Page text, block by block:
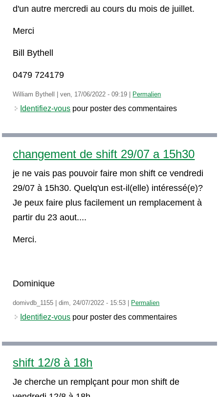
d'un autre mercredi au cours du mois de juillet.
Merci
Bill Bythell
0479 724179
William Bythell |ven, 17/06/2022 - 09:19 Permalien
Identifiez-vous pour poster des commentaires
changement de shift 29/07 a 15h30
je ne vais pas pouvoir faire mon shift ce vendredi
29/07 à 15h30. Quelq'un est-il(elle) intéressé(e)?
Je peux faire plus facilement un remplacement à
partir du 23 aout....
Merci.
Dominique
domivdb_1155 |dim, 24/07/2022 - 15:53 Permalien
Identifiez-vous pour poster des commentaires
shift 12/8 à 18h
Je cherche un remplçant pour mon shift de